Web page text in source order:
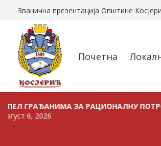
Званична презентација Општине
Почетна
ЗА РАЦИОНАЛНУ ПОТРОШЊУ
2026